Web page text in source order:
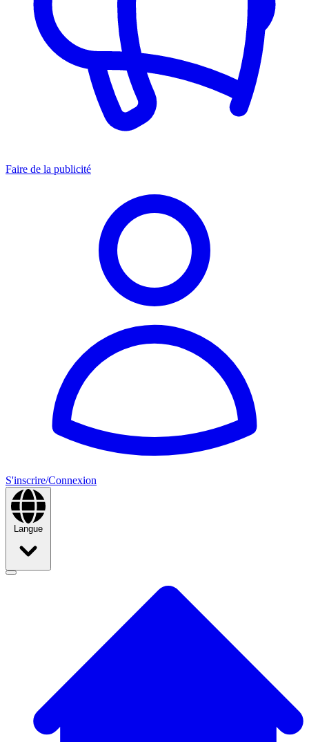
Faire de la publicité
S'inscrire/Connexion
Langue